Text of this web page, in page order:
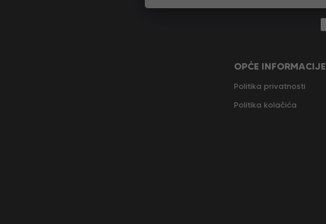
OPĆE INFORMACIJE
Politika privatnosti
Politika kolačića